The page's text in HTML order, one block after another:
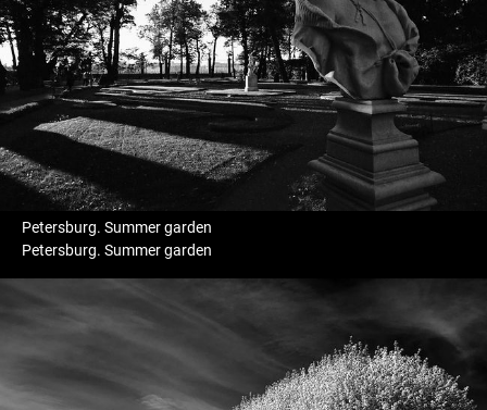
Petersburg. Summer garden
Petersburg. Summer garden